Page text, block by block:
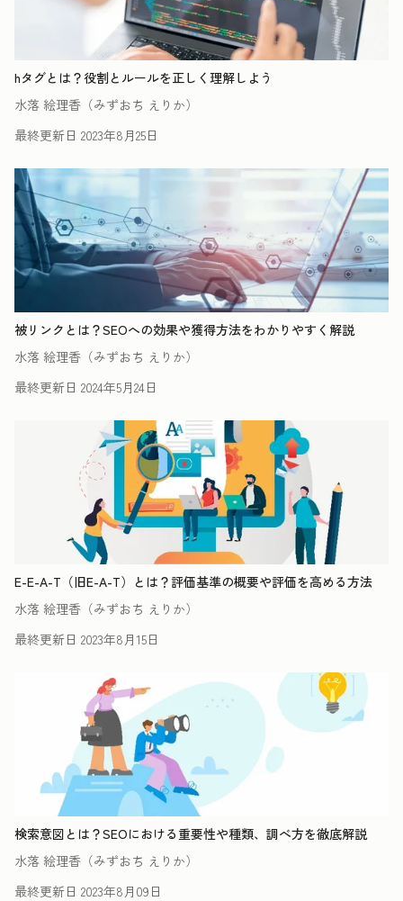
hタグとは？役割とルールを正しく理解しよう
水落 絵理香（みずおち えりか）
最終更新日 2023年8月25日
被リンクとは？SEOへの効果や獲得方法をわかりやすく解説
水落 絵理香（みずおち えりか）
最終更新日 2024年5月24日
E-E-A-T（旧E-A-T）とは？評価基準の概要や評価を高める方法
水落 絵理香（みずおち えりか）
最終更新日 2023年8月15日
検索意図とは？SEOにおける重要性や種類、調べ方を徹底解説
水落 絵理香（みずおち えりか）
最終更新日 2023年8月09日